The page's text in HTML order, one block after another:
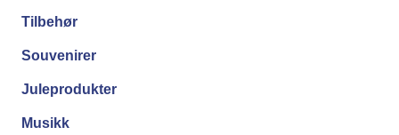
Tilbehør
Souvenirer
Juleprodukter
Musikk